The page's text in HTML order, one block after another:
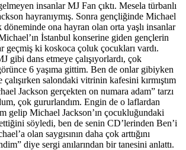
insanlar MJ Fan çıktı. Mesela türbanlı
hayranıymış. Sonra gençliğinde Michael
döneminde ona hayran olan orta yaşlı insanlar
İstanbul konserine giden gençlerin
geçmiş ki koskoca çoluk çocukları vardı.
gibi dans etmeye çalışıyorlardı, çok
6 yaşıma gittim. Ben de onlar gibiyken
salondaki vitrinin kafesini kırmıştım
Jackson gerçekten on numara adam” tarzı
çok gururlandım. Engin de o laflardan
gelip Michael Jackson’ın çocukluğundaki
söyledi, ben de senin CD’lerinden Ben’i
olan saygısının daha çok arttığını
diye sergi anılarından bir tanesini anlattı.